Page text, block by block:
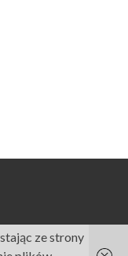
ze strony